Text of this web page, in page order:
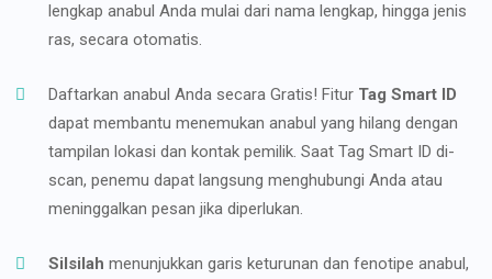
lengkap anabul Anda mulai dari nama lengkap, hingga jenis
ras, secara otomatis.
Daftarkan anabul Anda secara Gratis! Fitur Tag Smart ID
dapat membantu menemukan anabul yang hilang dengan
tampilan lokasi dan kontak pemilik. Saat Tag Smart ID di-
scan, penemu dapat langsung menghubungi Anda atau
meninggalkan pesan jika diperlukan.
Silsilah menunjukkan garis keturunan dan fenotipe anabul,